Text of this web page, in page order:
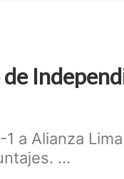
a Alianza
...